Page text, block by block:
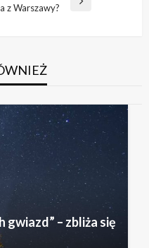
z Warszawy?
– zbliża się